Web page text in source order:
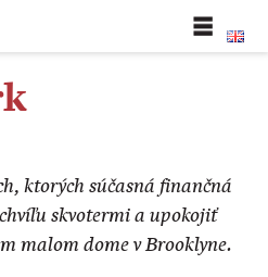
ktorých súčasná finančná
skvotermi a upokojiť
malom dome v Brooklyne.